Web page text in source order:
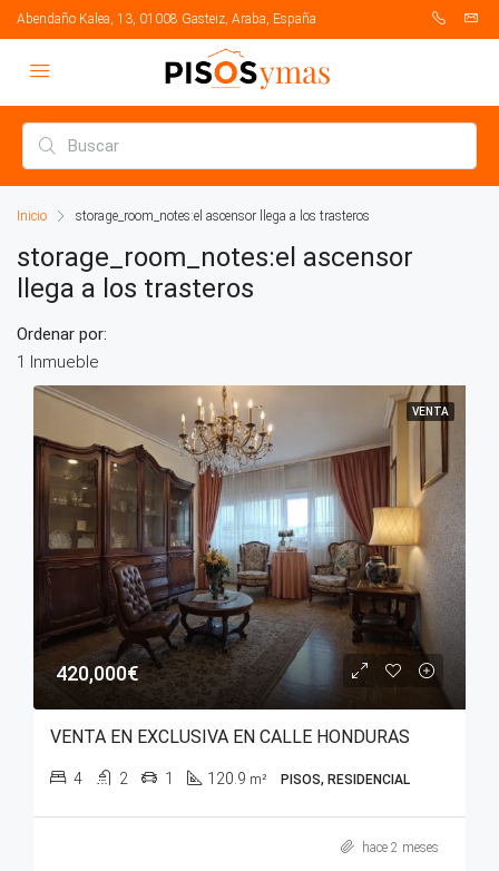
Abendaño Kalea, 13, 01008 Gasteiz, Araba, España
Inicio storage_room_notes:el ascensor llega a los trasteros
storage_room_notes:el ascensor
llega a los trasteros
1 Inmueble
Ordenar por:
VENTA
420,000€
VENTA EN EXCLUSIVA EN CALLE HONDURAS
4 2 1 120.9 m² PISOS, RESIDENCIAL
hace 2 meses